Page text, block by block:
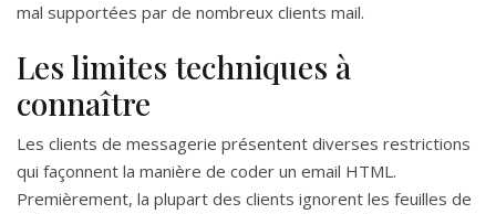
mal supportées par de nombreux clients mail.
Les limites techniques à
connaître
Les clients de messagerie présentent diverses restrictions
qui façonnent la manière de coder un email HTML.
Premièrement, la plupart des clients ignorent les feuilles de